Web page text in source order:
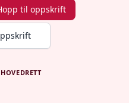
til oppskrift
HOVEDRETT